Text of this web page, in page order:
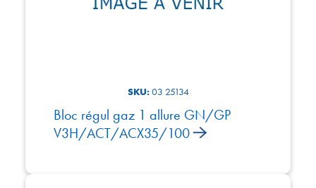
SKU:03 25134
Bloc régul gaz 1 allure GN/GP
V3H/ACT/ACX35/100